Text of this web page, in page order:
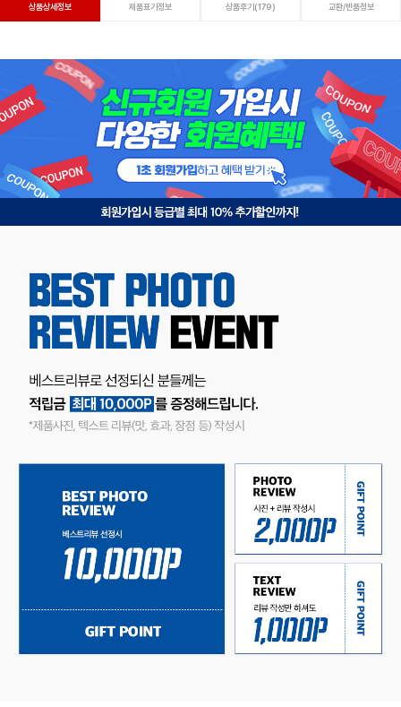
상품상세정보 제품표기정보 상품후기(179) 교환/반품정보